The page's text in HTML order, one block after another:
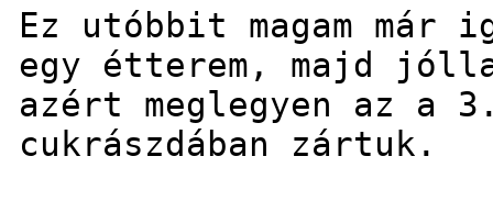
Ez utóbbit magam már
egy étterem, majd
azért meglegyen az a
cukrászdában zártuk.